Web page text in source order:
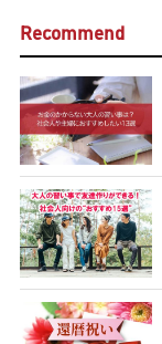
Recommend